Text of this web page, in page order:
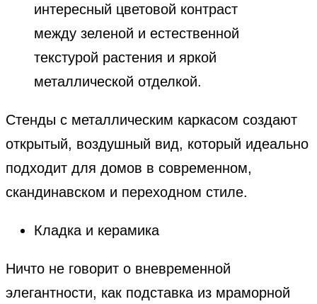
интересный цветовой контраст
между зеленой и естественной
текстурой растения и яркой
металлической отделкой.
Стенды с металлическим каркасом создают
открытый, воздушный вид, который идеально
подходит для домов в современном,
скандинавском и переходном стиле.
Кладка и керамика
Ничто не говорит о вневременной
элегантности, как подставка из мраморной